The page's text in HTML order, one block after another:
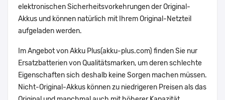
elektronischen Sicherheitsvorkehrungen der Original-
Akkus und können natürlich mit Ihrem Original-Netzteil
aufgeladen werden.
Im Angebot von Akku Plus(akku-plus.com) finden Sie nur
Ersatzbatterien von Qualitätsmarken, um deren schlechte
Eigenschaften sich deshalb keine Sorgen machen müssen.
Nicht-Original-Akkus können zu niedrigeren Preisen als das